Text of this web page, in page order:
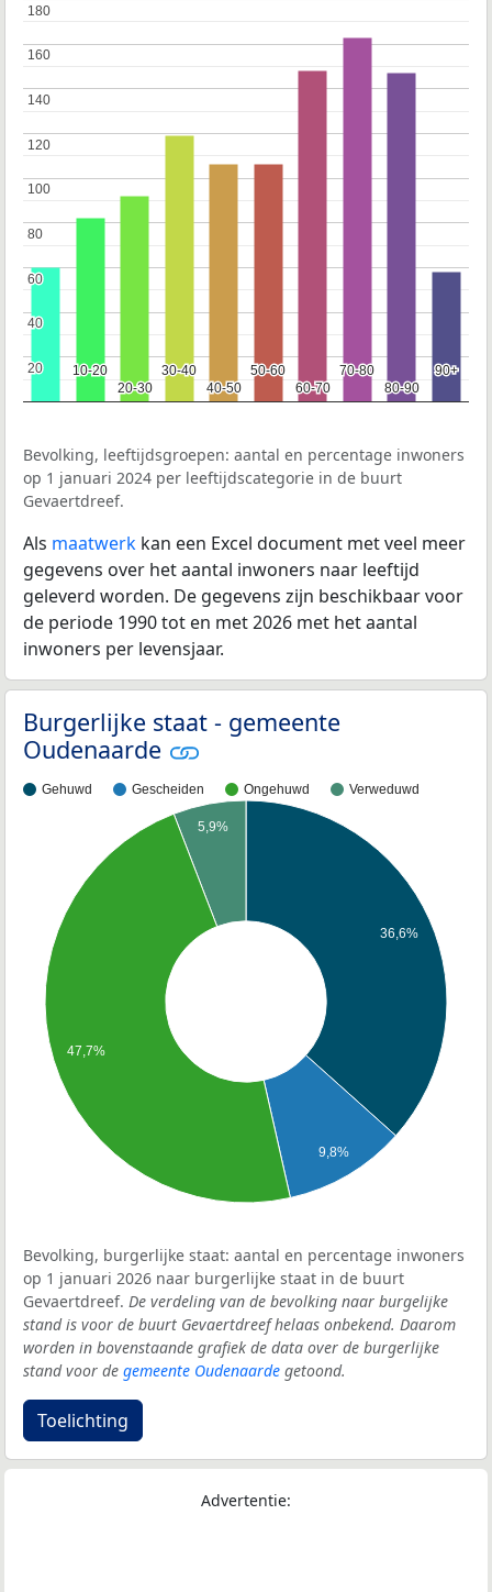
10-20
10-20
20-30
20-30
30-40
30-40
40-50
40-50
50-60
50-60
60-70
60-70
70-80
70-80
80-90
80-90
90+
90+
20
20
40
40
60
60
80
80
100
100
120
120
140
140
160
160
180
180
Bevolking, leeftijdsgroepen: aantal en percentage inwoners
op 1 januari 2024 per leeftijdscategorie in de buurt
Gevaertdreef.
Als maatwerk kan een Excel document met veel meer
gegevens over het aantal inwoners naar leeftijd
geleverd worden. De gegevens zijn beschikbaar voor
de periode 1990 tot en met 2026 met het aantal
inwoners per levensjaar.
Burgerlijke staat - gemeente
Oudenaarde
Gehuwd Gescheiden Ongehuwd Verweduwd
36,6%
9,8%
5,9%
47,7%
Bevolking, burgerlijke staat: aantal en percentage inwoners
op 1 januari 2026 naar burgerlijke staat in de buurt
Gevaertdreef. De verdeling van de bevolking naar burgelijke
stand is voor de buurt Gevaertdreef helaas onbekend. Daarom
worden in bovenstaande grafiek de data over de burgerlijke
stand voor de gemeente Oudenaarde getoond.
Toelichting
Advertentie: